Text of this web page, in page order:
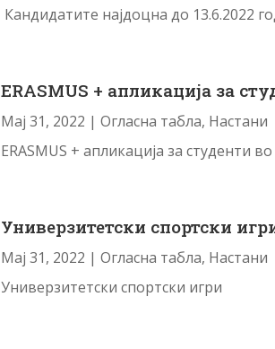
Кандидатите најдоцна до 13.6.2022
ERASMUS + апликација за
Мај 31, 2022 |Огласна табла, Настани
ERASMUS + апликација за студенти
Универзитетски спортски
Мај 31, 2022 |Огласна табла, Настани
Универзитетски спортски игри